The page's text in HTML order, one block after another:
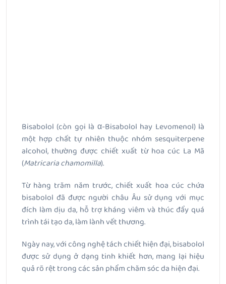
Bisabolol (còn gọi là α-Bisabolol hay Levomenol) là
một hợp chất tự nhiên thuộc nhóm sesquiterpene
alcohol, thường được chiết xuất từ hoa cúc La Mã
(Matricaria chamomilla).
Từ hàng trăm năm trước, chiết xuất hoa cúc chứa
bisabolol đã được người châu Âu sử dụng với mục
đích làm dịu da, hỗ trợ kháng viêm và thúc đẩy quá
trình tái tạo da, làm lành vết thương.
Ngày nay, với công nghệ tách chiết hiện đại, bisabolol
được sử dụng ở dạng tinh khiết hơn, mang lại hiệu
quả rõ rệt trong các sản phẩm chăm sóc da hiện đại.